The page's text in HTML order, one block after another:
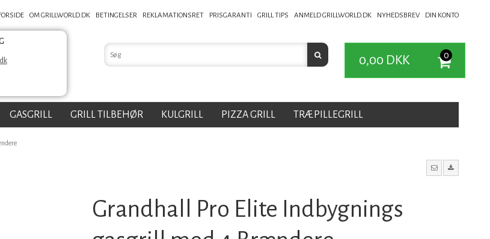
OM GRILLWORLD.DK BETINGELSER REKLAMATIONSRET PRISGARANTI GRILL TIPS ANMELD GRILLWORLD.DK NYHEDSBREV DIN KONTO
0,00 DKK 0
GASGRILL GRILL TILBEHØR KULGRILL PIZZA GRILL TRÆPILLEGRILL
Grandhall Pro Elite Indbygnings